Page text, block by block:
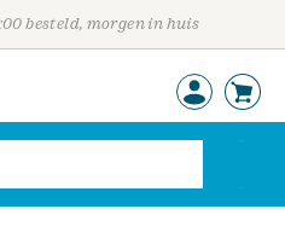
besteld, morgen in huis